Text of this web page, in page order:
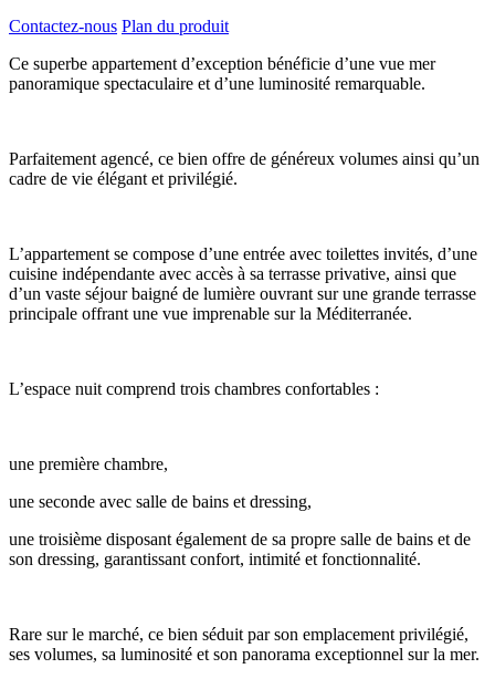
Contactez-nous Plan du produit
Ce superbe appartement d’exception bénéficie d’une vue mer
panoramique spectaculaire et d’une luminosité remarquable.
Parfaitement agencé, ce bien offre de généreux volumes ainsi qu’un
cadre de vie élégant et privilégié.
L’appartement se compose d’une entrée avec toilettes invités, d’une
cuisine indépendante avec accès à sa terrasse privative, ainsi que
d’un vaste séjour baigné de lumière ouvrant sur une grande terrasse
principale offrant une vue imprenable sur la Méditerranée.
L’espace nuit comprend trois chambres confortables :
une première chambre,
une seconde avec salle de bains et dressing,
une troisième disposant également de sa propre salle de bains et de
son dressing, garantissant confort, intimité et fonctionnalité.
Rare sur le marché, ce bien séduit par son emplacement privilégié,
ses volumes, sa luminosité et son panorama exceptionnel sur la mer.